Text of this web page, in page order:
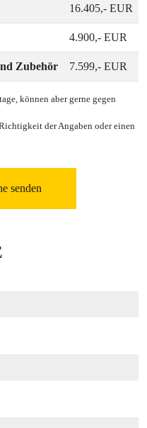
16.405,- EUR
4.900,- EUR
Zubehör 7.599,- EUR
können aber gerne gegen
der Angaben oder einen
senden